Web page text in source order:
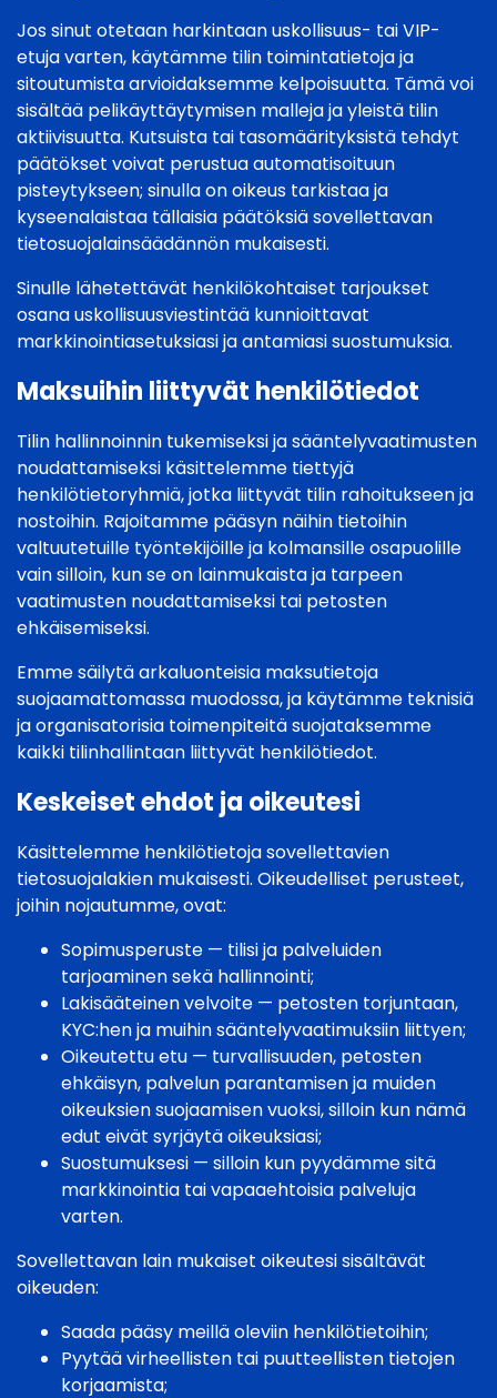
Jos sinut otetaan harkintaan uskollisuus- tai VIP-
etuja varten, käytämme tilin toimintatietoja ja
sitoutumista arvioidaksemme kelpoisuutta. Tämä voi
sisältää pelikäyttäytymisen malleja ja yleistä tilin
aktiivisuutta. Kutsuista tai tasomäärityksistä tehdyt
päätökset voivat perustua automatisoituun
pisteytykseen; sinulla on oikeus tarkistaa ja
kyseenalaistaa tällaisia päätöksiä sovellettavan
tietosuojalainsäädännön mukaisesti.
Sinulle lähetettävät henkilökohtaiset tarjoukset
osana uskollisuusviestintää kunnioittavat
markkinointiasetuksiasi ja antamiasi suostumuksia.
Maksuihin liittyvät henkilötiedot
Tilin hallinnoinnin tukemiseksi ja sääntelyvaatimusten
noudattamiseksi käsittelemme tiettyjä
henkilötietoryhmiä, jotka liittyvät tilin rahoitukseen ja
nostoihin. Rajoitamme pääsyn näihin tietoihin
valtuutetuille työntekijöille ja kolmansille osapuolille
vain silloin, kun se on lainmukaista ja tarpeen
vaatimusten noudattamiseksi tai petosten
ehkäisemiseksi.
Emme säilytä arkaluonteisia maksutietoja
suojaamattomassa muodossa, ja käytämme teknisiä
ja organisatorisia toimenpiteitä suojataksemme
kaikki tilinhallintaan liittyvät henkilötiedot.
Keskeiset ehdot ja oikeutesi
Käsittelemme henkilötietoja sovellettavien
tietosuojalakien mukaisesti. Oikeudelliset perusteet,
joihin nojautumme, ovat:
Sopimusperuste — tilisi ja palveluiden
tarjoaminen sekä hallinnointi;
Lakisääteinen velvoite — petosten torjuntaan,
KYC:hen ja muihin sääntelyvaatimuksiin liittyen;
Oikeutettu etu — turvallisuuden, petosten
ehkäisyn, palvelun parantamisen ja muiden
oikeuksien suojaamisen vuoksi, silloin kun nämä
edut eivät syrjäytä oikeuksiasi;
Suostumuksesi — silloin kun pyydämme sitä
markkinointia tai vapaaehtoisia palveluja
varten.
Sovellettavan lain mukaiset oikeutesi sisältävät
oikeuden:
Saada pääsy meillä oleviin henkilötietoihin;
Pyytää virheellisten tai puutteellisten tietojen
korjaamista;